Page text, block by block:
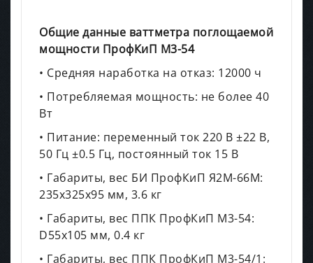
Общие данные ваттметра поглощаемой
мощности ПрофКиП М3-54
• Средняя наработка на отказ: 12000 ч
• Потребляемая мощность: не более 40
Вт
• Питание: переменный ток 220 В ±22 В,
50 Гц ±0.5 Гц, постоянный ток 15 В
• Габариты, вес БИ ПрофКиП Я2М-66М:
235х325х95 мм, 3.6 кг
• Габариты, вес ППК ПрофКиП М3-54:
D55х105 мм, 0.4 кг
• Габариты, вес ППК ПрофКиП М3-54/1: